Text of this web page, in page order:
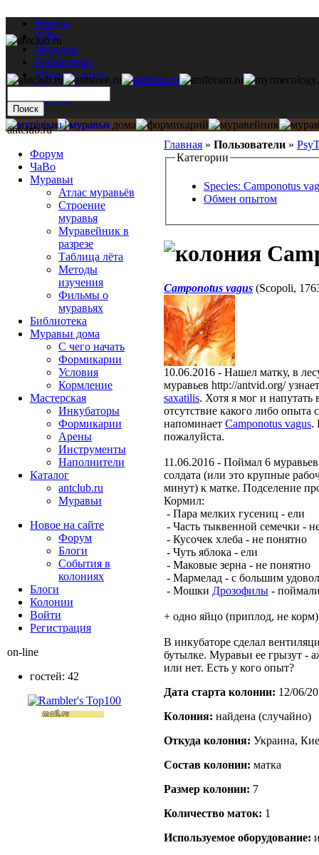
Форум
ЧаВо
Муравьи
Библиотека
Муравьи дома
Мастерская
Каталог
Главная » Пользователи »
Категории
Species: Camponotus
Обмен опытом
Camponotus vagus (Scopoli,
10.06.2016 - Нашел матку, в
муравьев http://antvid.org/
saxatilis. Хотя я мог и
отсутствие какого либо опыта
напоминает Camponotus vagus.
пожалуйста.
11.06.2016 - Поймал 6
солдата (или это крупные
минут) к матке. Подселение
Кормил:
- Пара мелких гусениц - ели
- Часть тыквенной семечки -
- Кусочек хлеба - не понятно
- Чуть яблока - ели
- Маковые зерна - не понятно
- Мармелад - с большим
- Мошки Дрозофилы -
+ одно яйцо (приплод, не корм)
В инкубаторе сделал
бутылке. Муравьи ее грызут -
или нет. Есть у кого опыт?
Дата старта кoлонии: 12/06/
Кoлония: найдена (случайно)
Откуда кoлония: Украина,
Состав кoлонии: матка
Размер кoлонии: 7
Количество маток: 1
Используемое оборудование:
antclub.ru
Форум
ЧаВо
Муравьи
Атлас муравьёв
Строение
муравья
Муравейник в
разрезе
Таблица лёта
Методы
изучения
Фильмы о
муравьях
Библиотека
Муравьи дома
С чего начать
Формикарии
Условия
Кормление
Мастерская
Инкубаторы
Формикарии
Арены
Инструменты
Наполнители
Каталог
antclub.ru
Муравьи
Новое на сайте
Форум
Блоги
События в
колониях
Блоги
Колонии
Войти
Peгиcтpaция
on-line
гостей: 42